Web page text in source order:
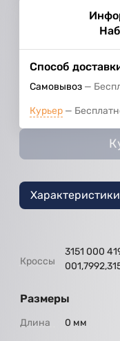
Способ
Самовывоз
Курьер
Характеристики
Кроссы
3151 000
Размеры
Длина 0 мм